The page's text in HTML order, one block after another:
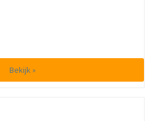
Bekijk »